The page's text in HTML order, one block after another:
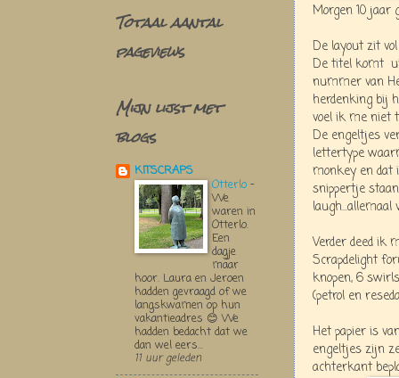
Morgen 10 jaar
De layout zit
De titel komt
nummer van
herdenking bij
voel ik me niet
De engeltjes
lettertype
monkey en dat
snippertje
laugh...allemaal
Verder deed ik
Scrapdelight
knopen, 6
(petrol en
Het papier is
engeltjes zijn
achterkant
Totaal aantal
pageviews
Mijn lijst met
blogs
KITSCRAPS
Otterlo -
We
waren in
Otterlo.
Een
dagje
maar
hoor. Laura en Jeroen
hadden gevraagd of we
langskwamen op hun
vakantieadres 😊 We
hadden bedacht dat we
dan wel eers...
11 uur geleden